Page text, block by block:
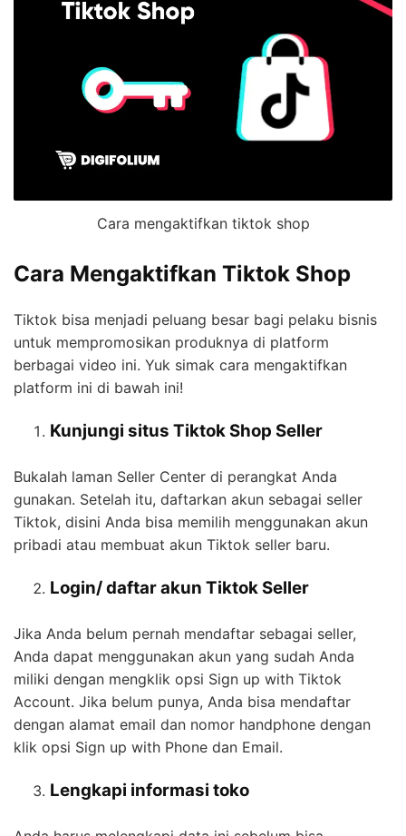
Cara mengaktifkan tiktok shop
Cara Mengaktifkan Tiktok Shop
Tiktok bisa menjadi peluang besar bagi pelaku bisnis
untuk mempromosikan produknya di platform
berbagai video ini. Yuk simak cara mengaktifkan
platform ini di bawah ini!
Kunjungi situs Tiktok Shop Seller
Bukalah laman Seller Center di perangkat Anda
gunakan. Setelah itu, daftarkan akun sebagai seller
Tiktok, disini Anda bisa memilih menggunakan akun
pribadi atau membuat akun Tiktok seller baru.
Login/ daftar akun Tiktok Seller
Jika Anda belum pernah mendaftar sebagai seller,
Anda dapat menggunakan akun yang sudah Anda
miliki dengan mengklik opsi Sign up with Tiktok
Account. Jika belum punya, Anda bisa mendaftar
dengan alamat email dan nomor handphone dengan
klik opsi Sign up with Phone dan Email.
Lengkapi informasi toko